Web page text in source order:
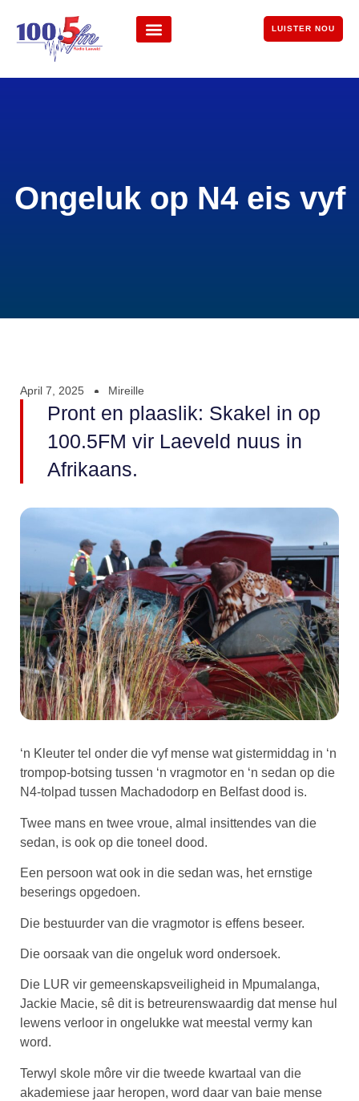
LUISTER NOU
Ongeluk op N4 eis vyf
April 7, 2025 Mireille
Pront en plaaslik: Skakel in op
100.5FM vir Laeveld nuus in
Afrikaans.
‘n Kleuter tel onder die vyf mense wat gistermiddag in ‘n
trompop-botsing tussen ‘n vragmotor en ‘n sedan op die
N4-tolpad tussen Machadodorp en Belfast dood is.
Twee mans en twee vroue, almal insittendes van die
sedan, is ook op die toneel dood.
Een persoon wat ook in die sedan was, het ernstige
beserings opgedoen.
Die bestuurder van die vragmotor is effens beseer.
Die oorsaak van die ongeluk word ondersoek.
Die LUR vir gemeenskapsveiligheid in Mpumalanga,
Jackie Macie, sê dit is betreurenswaardig dat mense hul
lewens verloor in ongelukke wat meestal vermy kan
word.
Terwyl skole môre vir die tweede kwartaal van die
akademiese jaar heropen, word daar van baie mense